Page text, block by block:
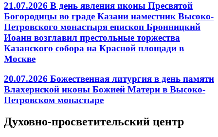
21.07.2026 В день явления иконы Пресвятой
Богородицы во граде Казани наместник Высоко-
Петровского монастыря епископ Бронницкий
Иоанн возглавил престольные торжества
Казанского собора на Красной площади в
Москве
20.07.2026 Божественная литургия в день памяти
Влахернской иконы Божией Матери в Высоко-
Петровском монастыре
Духовно-просветительский центр